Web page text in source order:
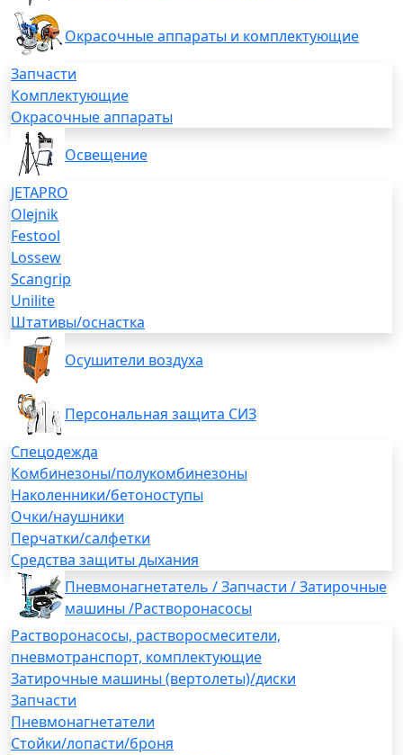
Окрасочные аппараты и комплектующие
Запчасти
Комплектующие
Окрасочные аппараты
Освещение
JETAPRO
Olejnik
Festool
Lossew
Scangrip
Unilite
Штативы/оснастка
Осушители воздуха
Персональная защита СИЗ
Спецодежда
Комбинезоны/полукомбинезоны
Наколенники/бетоноступы
Очки/наушники
Перчатки/салфетки
Средства защиты дыхания
Пневмонагнетатель / Запчасти / Затирочные
машины /Растворонасосы
Растворонасосы, растворосмесители,
пневмотранспорт, комплектующие
Затирочные машины (вертолеты)/диски
Запчасти
Пневмонагнетатели
Стойки/лопасти/броня